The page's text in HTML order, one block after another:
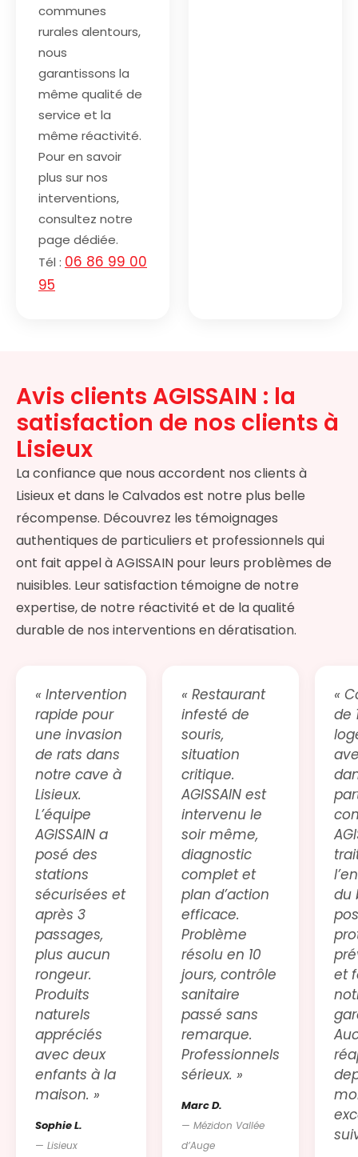
communes
rurales alentours,
nous
garantissons la
même qualité de
service et la
même réactivité.
Pour en savoir
plus sur nos
interventions,
consultez notre
page dédiée.
Tél : 06 86 99 00
95
Avis clients AGISSAIN : la
satisfaction de nos clients à
Lisieux
La confiance que nous accordent nos clients à
Lisieux et dans le Calvados est notre plus belle
récompense. Découvrez les témoignages
authentiques de particuliers et professionnels qui
ont fait appel à AGISSAIN pour leurs problèmes de
nuisibles. Leur satisfaction témoigne de notre
expertise, de notre réactivité et de la qualité
durable de nos interventions en dératisation.
« Intervention
rapide pour
une invasion
de rats dans
notre cave à
Lisieux.
L’équipe
AGISSAIN a
posé des
stations
sécurisées et
après 3
passages,
plus aucun
rongeur.
Produits
naturels
appréciés
avec deux
enfants à la
maison. »
Sophie L.
— Lisieux
« Restaurant
infesté de
souris,
situation
critique.
AGISSAIN est
intervenu le
soir même,
diagnostic
complet et
plan d’action
efficace.
Problème
résolu en 10
jours, contrôle
sanitaire
passé sans
remarque.
Professionnels
sérieux. »
Marc D.
— Mézidon Vallée
d’Auge
«
de
du
et